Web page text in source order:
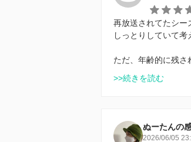
再放送されてたシー
しっとりしていて考
ただ、年齢的に残さ
>>続きを読む
ぬーたんの
2026/06/05